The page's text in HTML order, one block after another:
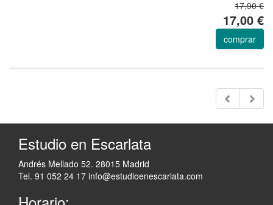
17,90 €
17,00 €
comprar
Estudio en Escarlata
Andrés Mellado 52. 28015 Madrid
Tel. 91 052 24 17 info@estudioenescarlata.com